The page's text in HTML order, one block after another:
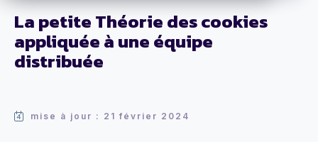
La petite Théorie des cookies
appliquée à une équipe
distribuée
mise à jour : 21 février 2024